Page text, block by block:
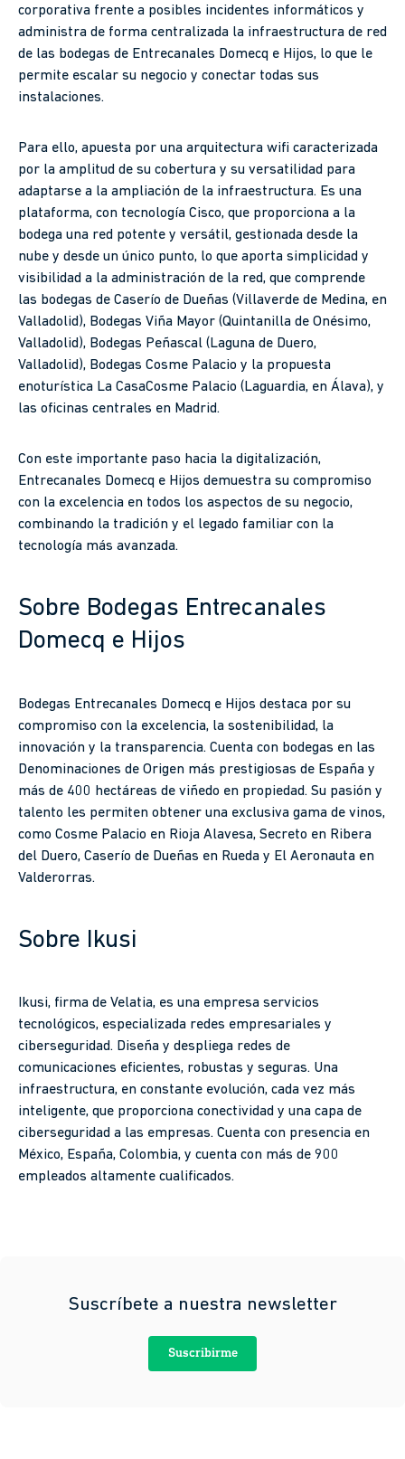
corporativa frente a posibles incidentes informáticos y
administra de forma centralizada la infraestructura de red
de las bodegas de Entrecanales Domecq e Hijos, lo que le
permite escalar su negocio y conectar todas sus
instalaciones.
Para ello, apuesta por una arquitectura wifi caracterizada
por la amplitud de su cobertura y su versatilidad para
adaptarse a la ampliación de la infraestructura. Es una
plataforma, con tecnología Cisco, que proporciona a la
bodega una red potente y versátil, gestionada desde la
nube y desde un único punto, lo que aporta simplicidad y
visibilidad a la administración de la red, que comprende
las bodegas de Caserío de Dueñas (Villaverde de Medina, en
Valladolid), Bodegas Viña Mayor (Quintanilla de Onésimo,
Valladolid), Bodegas Peñascal (Laguna de Duero,
Valladolid), Bodegas Cosme Palacio y la propuesta
enoturística La CasaCosme Palacio (Laguardia, en Álava), y
las oficinas centrales en Madrid.
Con este importante paso hacia la digitalización,
Entrecanales Domecq e Hijos demuestra su compromiso
con la excelencia en todos los aspectos de su negocio,
combinando la tradición y el legado familiar con la
tecnología más avanzada.
Sobre Bodegas Entrecanales
Domecq e Hijos
Bodegas Entrecanales Domecq e Hijos destaca por su
compromiso con la excelencia, la sostenibilidad, la
innovación y la transparencia. Cuenta con bodegas en las
Denominaciones de Origen más prestigiosas de España y
más de 400 hectáreas de viñedo en propiedad. Su pasión y
talento les permiten obtener una exclusiva gama de vinos,
como Cosme Palacio en Rioja Alavesa, Secreto en Ribera
del Duero, Caserío de Dueñas en Rueda y El Aeronauta en
Valderorras.
Sobre Ikusi
Ikusi, firma de Velatia, es una empresa servicios
tecnológicos, especializada redes empresariales y
ciberseguridad. Diseña y despliega redes de
comunicaciones eficientes, robustas y seguras. Una
infraestructura, en constante evolución, cada vez más
inteligente, que proporciona conectividad y una capa de
ciberseguridad a las empresas. Cuenta con presencia en
México, España, Colombia, y cuenta con más de 900
empleados altamente cualificados.
Suscríbete a nuestra newsletter
Suscribirme